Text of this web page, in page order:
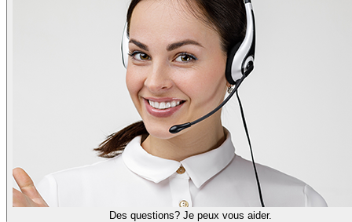
Des questions? Je peux vous aider.